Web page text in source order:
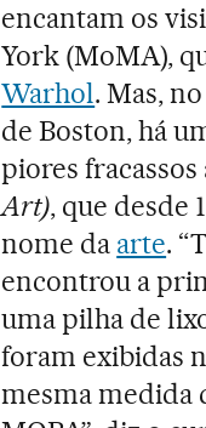
encantam os
York (MoMA),
Warhol. Mas,
de Boston, há
piores
Art), que desde
nome da arte.
encontrou a
uma pilha de
foram exibidas
mesma medida